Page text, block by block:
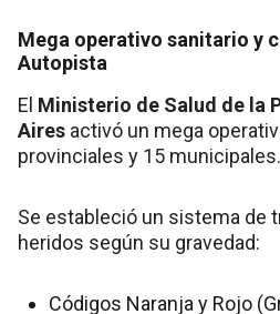
Mega operativo sanitario y
Autopista
El Ministerio de Salud de la
Aires activó un mega
provinciales y 15 municipales.
Se estableció un sistema de
heridos según su gravedad:
Códigos Naranja y Rojo